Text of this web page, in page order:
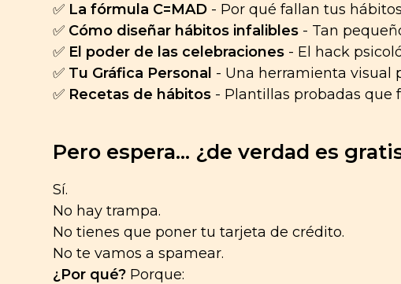
✅ La fórmula C=MAD - Por qué fallan tus
✅ Cómo diseñar hábitos infalibles - Tan
✅ El poder de las celebraciones - El hack
✅ Tu Gráfica Personal - Una herramienta visual
✅ Recetas de hábitos - Plantillas probadas que
Pero espera… ¿de verdad es
Sí.
No hay trampa.
No tienes que poner tu tarjeta de crédito.
No te vamos a spamear.
¿Por qué? Porque: